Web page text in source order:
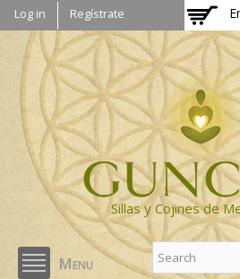
main
content
Log in Regístrate
Sillas y Cojines de
Menu